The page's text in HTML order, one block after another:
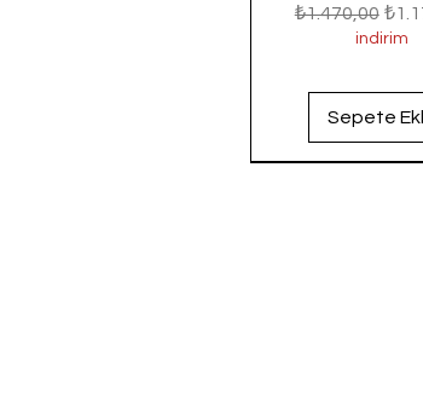
Normal Fiyat
₺1.470,00
indirim
Sepete